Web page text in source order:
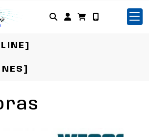
Identifícate